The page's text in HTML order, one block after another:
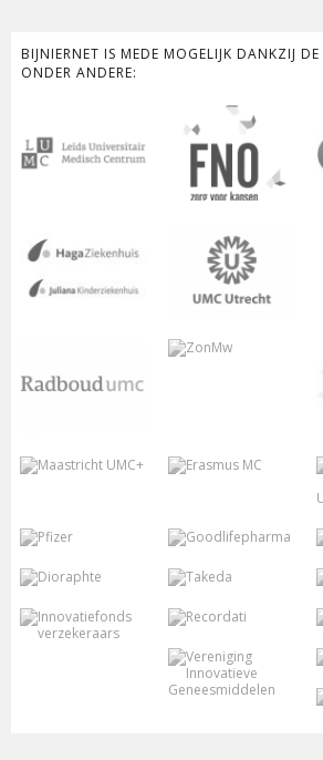
BIJNIERNET IS MEDE MOGELIJK DANKZIJ
ONDER ANDERE: